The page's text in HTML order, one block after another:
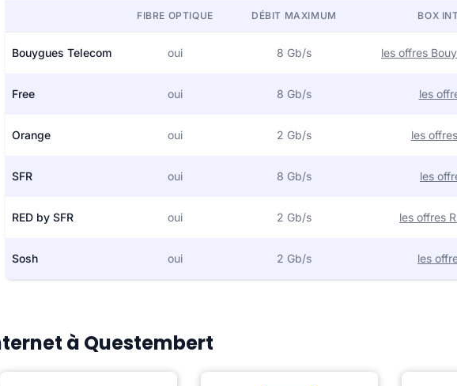
FIBRE OPTIQUE DÉBIT MAXIMUM BOX
Bouygues Telecom oui 8 Gb/s les offres
Free oui 8 Gb/s les
Orange oui 2 Gb/s les
SFR oui 8 Gb/s les
RED by SFR oui 2 Gb/s les offres
Sosh oui 2 Gb/s les
à Questembert